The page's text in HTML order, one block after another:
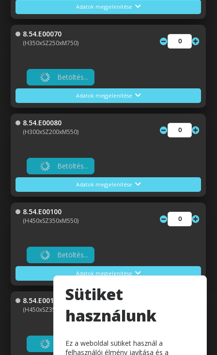
Adatok megjelenítése
8.54.E00070
(H350xSZ250xM750)
Betöltés...
Adatok megjelenítése
8.54.E00080
(H300xSZ200xM550)
Betöltés...
Adatok megjelenítése
8.54.E00100
(H450xSZ350xM550)
Betöltés...
Adatok megjelenítése
8.54.E00110
(H450xSZ350xM650)
Betöltés...
Sütiket
használunk
Ez a weboldal sütiket használ a
felhasználói élmény javítása és a